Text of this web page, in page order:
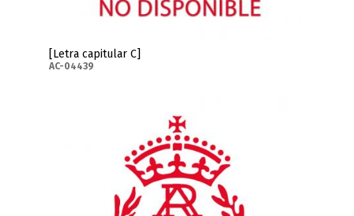
[Letra capitular C]
AC-04439